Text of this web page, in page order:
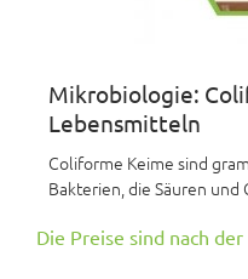
Mikrobiologie:
Lebensmitteln
Coliforme Keime sind
Bakterien, die Säuren und
Die Preise sind nach